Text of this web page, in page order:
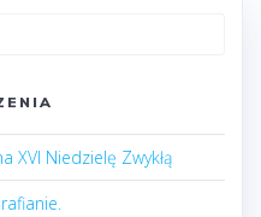
XVI Niedzielę Zwykłą